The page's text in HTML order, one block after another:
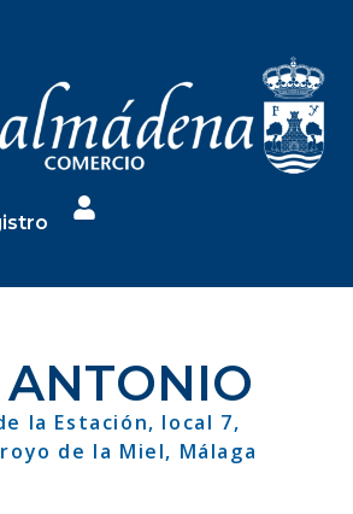
ANTONIO
la Estación, local 7,
de la Miel, Málaga